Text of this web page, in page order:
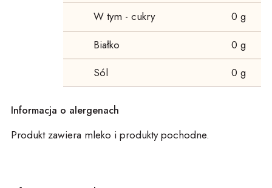
W tym - cukry
0 g
Białko
0 g
Sól
0 g
Informacja o alergenach
Produkt zawiera mleko i produkty pochodne.